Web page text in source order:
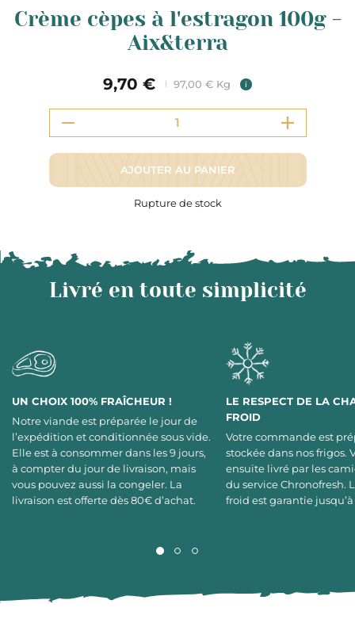
Crème cèpes à l'estragon 100g -
Aix&terra
9,70 € 97,00 € Kg i
AJOUTER AU PANIER
Rupture de stock
Livré en toute simplicité
UN CHOIX 100% FRAÎCHEUR !
Notre viande est préparée le jour de
l’expédition et conditionnée sous vide.
Elle est à consommer dans les 9 jours,
à compter du jour de livraison, mais
vous pouvez aussi la congeler. La
livraison est offerte dès 80€ d’achat.
LE RESPECT DE LA
FROID
Votre commande est
stockée dans nos frigos.
ensuite livré par les
du service Chronofresh.
froid est garantie